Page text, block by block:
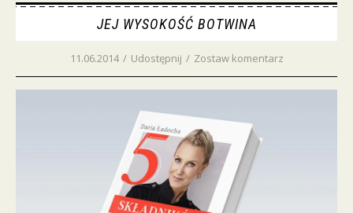
JEJ WYSOKOŚĆ BOTWINA
11.06.2014 / Udostępnij / Zostaw komentarz